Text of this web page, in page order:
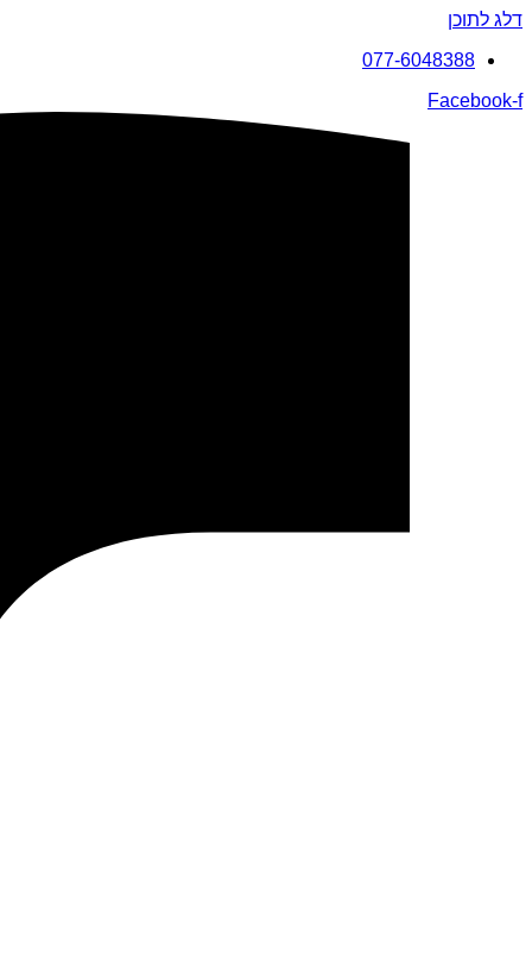
דלג לתוכן
077-6048388
Facebook-f